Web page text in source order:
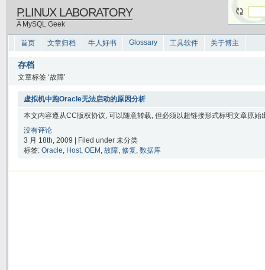
P.LINUX LABORATORY
A MySQL Geek
首页 文章归档 牛人好书 Glossary 工具软件 关于博主
存档
文章标签 ‘故障’
虚拟机中跑Oracle无法启动的原因分析
本文内容遵从CC版权协议, 可以随意转载, 但必须以超链接形式标明文章原
没有评论
3 月 18th, 2009 | Filed under 未分类
标签: Oracle, Host, OEM , 故障, 修复, 数据库